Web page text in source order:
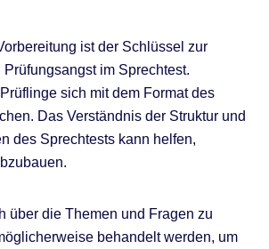
ist der Schlüssel zur
im Sprechtest.
sich mit dem Format des
Das Verständnis der Struktur und
des Sprechtests kann helfen,
über die Themen und Fragen zu
behandelt werden, um